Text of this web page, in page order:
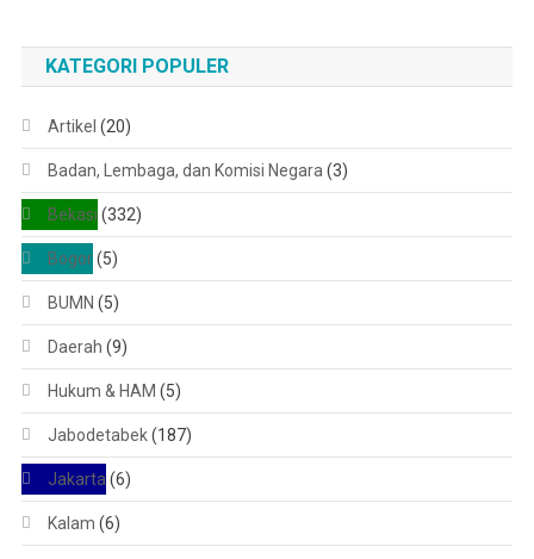
KATEGORI POPULER
Artikel (20)
Badan, Lembaga, dan Komisi Negara (3)
Bekasi (332)
Bogor(5)
BUMN (5)
Daerah (9)
Hukum & HAM (5)
Jabodetabek(187)
Jakarta (6)
Kalam (6)